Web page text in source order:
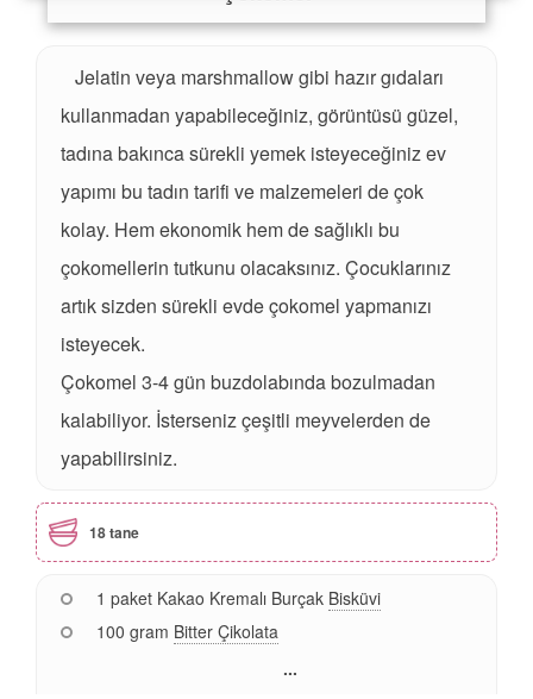
Jelatin veya marshmallow gibi hazır gıdaları
kullanmadan yapabileceğiniz, görüntüsü güzel,
tadına bakınca sürekli yemek isteyeceğiniz ev
yapımı bu tadın tarifi ve malzemeleri de çok
kolay. Hem ekonomik hem de sağlıklı bu
çokomellerin tutkunu olacaksınız. Çocuklarınız
artık sizden sürekli evde çokomel yapmanızı
isteyecek.
Çokomel 3-4 gün buzdolabında bozulmadan
kalabiliyor. İsterseniz çeşitli meyvelerden de
yapabilirsiniz.
18 tane
1 paket Kakao Kremalı Burçak Bisküvi
100 gram Bitter Çikolata
...